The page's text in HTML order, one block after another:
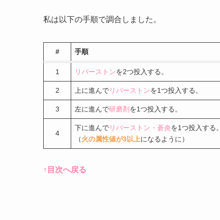
私は以下の手順で調合しました。
# 手順
1 リバーストンを2つ投入する。
2 上に進んでリバーストンを1つ投入する。
3 左に進んで研磨剤 を1つ投入する。
4
下に進んでリバーストン・蒼炎を1つ投入する
（火の属性値が3以上になるように）
↑目次へ戻る